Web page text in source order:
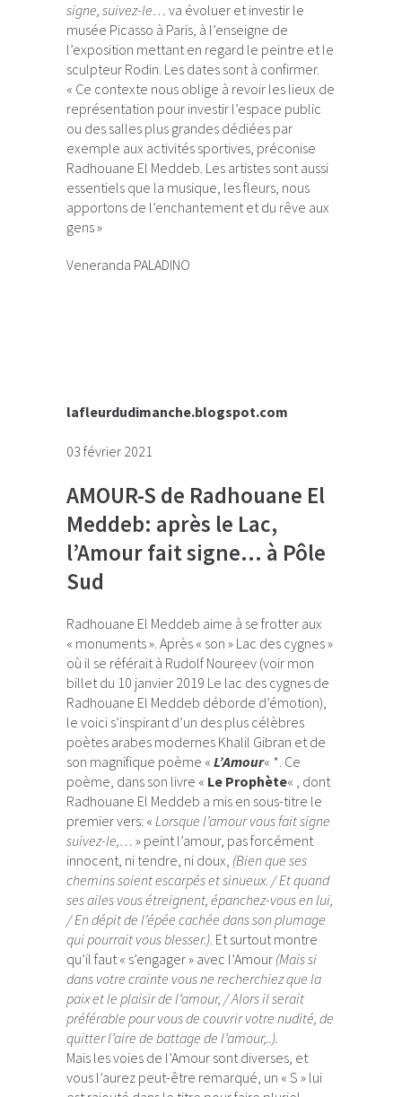
signe, suivez-le… va évoluer et investir le
musée Picasso à Paris, à l’enseigne de
l’exposition mettant en regard le peintre et le
sculpteur Rodin. Les dates sont à confirmer.
« Ce contexte nous oblige à revoir les lieux de
représentation pour investir l’espace public
ou des salles plus grandes dédiées par
exemple aux activités sportives, préconise
Radhouane El Meddeb. Les artistes sont aussi
essentiels que la musique, les fleurs, nous
apportons de l’enchantement et du rêve aux
gens »
Veneranda PALADINO
lafleurdudimanche.blogspot.com
03 février 2021
AMOUR-S de Radhouane El
Meddeb: après le Lac,
l’Amour fait signe… à Pôle
Sud
Radhouane El Meddeb aime à se frotter aux
« monuments ». Après « son » Lac des cygnes »
où il se référait à Rudolf Noureev (voir mon
billet du 10 janvier 2019 Le lac des cygnes de
Radhouane El Meddeb déborde d’émotion),
le voici s’inspirant d’un des plus célèbres
poètes arabes modernes Khalil Gibran et de
son magnifique poème « L’Amour« *. Ce
poème, dans son livre « Le Prophète« , dont
Radhouane El Meddeb a mis en sous-titre le
premier vers: « Lorsque l’amour vous fait signe
suivez-le,… » peint l’amour, pas forcément
innocent, ni tendre, ni doux, (Bien que ses
chemins soient escarpés et sinueux. / Et quand
ses ailes vous étreignent, épanchez-vous en lui,
/ En dépit de l’épée cachée dans son plumage
qui pourrait vous blesser.). Et surtout montre
qu’il faut « s’engager » avec l’Amour (Mais si
dans votre crainte vous ne recherchiez que la
paix et le plaisir de l’amour, / Alors il serait
préférable pour vous de couvrir votre nudité, de
quitter l’aire de battage de l’amour,..).
Mais les voies de l’Amour sont diverses, et
vous l’aurez peut-être remarqué, un « S » lui